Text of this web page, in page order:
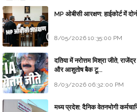
MP ओबीसी आरक्षण: हाईकोर्ट में
8/05/2026 10:35:00 PM
दतिया में नरोत्तम मिश्रा जीते,
और आशुतोष बैक टू...
8/03/2026 06:32:00 PM
मध्य प्रदेश: दैनिक वेतनभोगी